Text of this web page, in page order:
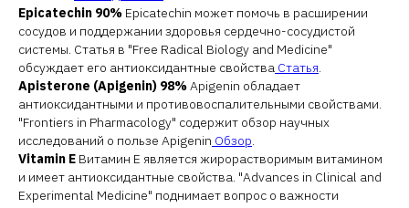
Epicatechin 90% Epicatechin может помочь в расширении
сосудов и поддержании здоровья сердечно-сосудистой
системы. Статья в "Free Radical Biology and Medicine"
обсуждает его антиоксидантные свойства Статья
Apisterone (Apigenin) 98% Apigenin обладает
антиоксидантными и противовоспалительными свойствами.
"Frontiers in Pharmacology" содержит обзор научных
исследований о пользе Apigenin Обзор
Vitamin E Витамин E является жирорастворимым витамином
и имеет антиоксидантные свойства. "Advances in Clinical and
Experimental Medicine" поднимает вопрос о важности